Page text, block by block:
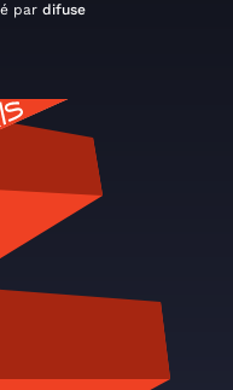
par difuse